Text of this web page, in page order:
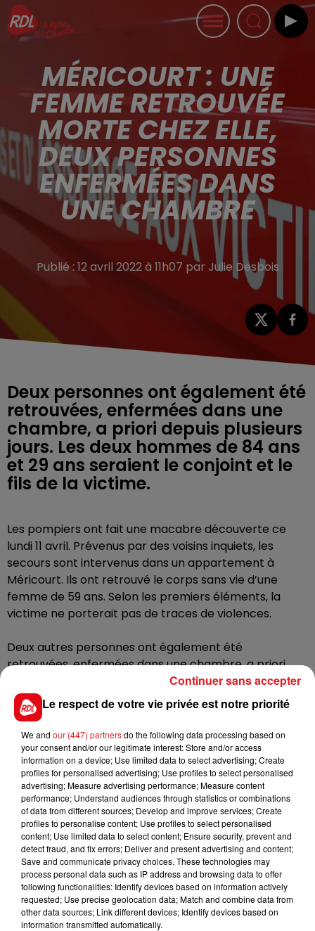
MÉRICOURT : UNE
FEMME RETROUVÉE
MORTE CHEZ ELLE,
DEUX PERSONNES
ENFERMÉES DANS
UNE CHAMBRE
Publié : 12 avril 2022 à 11h07 par Julie Desbois
Deux personnes ont également été
retrouvées, enfermées dans une
chambre, a priori depuis plusieurs
jours. Les deux hommes de 84 ans
et 29 ans seraient le conjoint et le
fils de la victime.
Les pompiers ont fait une macabre découverte ce
lundi 11 avril. Prévenus par des voisins inquiets, les
secours sont intervenus dans un appartement à
Méricourt. Ils ont retrouvé le corps sans vie d’une
femme de 59 ans. Selon les premiers éléments, la
victime ne porterait pas de traces de violences.
Deux autres personnes ont également été
retrouvées, enfermées dans une chambre, a priori
depuis plusieurs jours. Les deux hommes de 84 ans et
29 ans seraient le conjoint et le fils de la victime. Ils ont
été transportés vers le centre hospitalier de Lens
pour réaliser des examens de contrôle.
Une enquête est ouverte.
FIL D'ACTUS
Le respect de votre vie privée est notre priorité
We and our (447) partnersdo the following data processing based on
your consent and/or our legitimate interest: Store and/or access
information on a device; Use limited data to select advertising; Create
profiles for personalised advertising; Use profiles to select personalised
advertising; Measure advertising performance; Measure content
performance; Understand audiences through statistics or combinations
of data from different sources; Develop and improve services; Create
profiles to personalise content; Use profiles to select personalised
content; Use limited data to select content; Ensure security, prevent and
detect fraud, and fix errors; Deliver and present advertising and content;
Save and communicate privacy choices. These technologies may
process personal data such as IP address and browsing data to offer
following functionalities: Identify devices based on information actively
requested; Use precise geolocation data; Match and combine data from
other data sources; Link different devices; Identify devices based on
information transmitted automatically.
Continuer sans accepter